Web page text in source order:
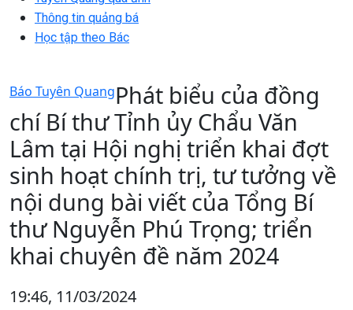
Thông tin quảng bá
Học tập theo Bác
Báo Tuyên QuangPhát biểu của đồng
chí Bí thư Tỉnh ủy Chẩu Văn
Lâm tại Hội nghị triển khai đợt
sinh hoạt chính trị, tư tưởng về
nội dung bài viết của Tổng Bí
thư Nguyễn Phú Trọng; triển
khai chuyên đề năm 2024
19:46, 11/03/2024